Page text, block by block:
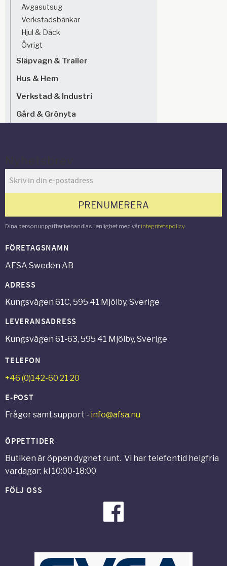
Avgasutsug
Verkstadsbänkar
Hjul & Däck
Övrigt
Släpvagn & Trailer
Hus & Hem
Verkstad & Industri
Gård & Grönyta
PRENUMERERA
Dina personuppgifter behandlas i enlighet med vår integritetspolicy.
FÖRETAGSNAMN
AFSA Sweden AB
ADRESS
Kungsvägen 61C, 595 41 Mjölby, Sverige
LEVERANSADRESS
Kungsvägen 61-63, 595 41 Mjölby, Sverige
TELEFON
+46 (0)142-60 21 20
E-POST
Frågor samt support - info@afsa.nu
ÖPPETTIDER
Butiken är öppen dygnet runt. Vi har telefontid helgfria
vardagar: kl 10:00-18:00
FÖLJ OSS